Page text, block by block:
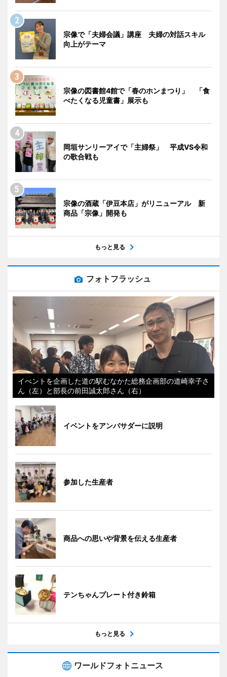
宗像で「夫婦会議」講座 夫婦の対話スキル
向上がテーマ
宗像の図書館4館で「春のホンまつり」 「食
べたくなる児童書」展示も
岡垣サンリーアイで「主婦祭」 平成VS令和
の歌合戦も
宗像の酒蔵「伊豆本店」がリニューアル 新
商品「宗像」開発も
もっと見る
フォトフラッシュ
イべントを企画した道の駅むなかた総務企画部の道崎幸子さ
ん（左）と部長の前田誠太郎さん（右）
イベントをアンバサダーに説明
参加した生産者
商品への思いや背景を伝える生産者
テンちゃんプレート付き鈴箱
もっと見る
ワールドフォトニュース